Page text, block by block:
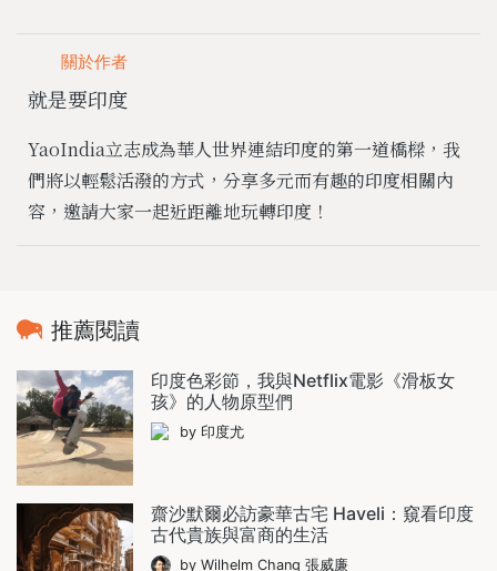
關於作者
就是要印度
YaoIndia立志成為華人世界連結印度的第一道橋樑，我
們將以輕鬆活潑的方式，分享多元而有趣的印度相關內
容，邀請大家一起近距離地玩轉印度！
推薦閱讀
印度色彩節，我與Netflix電影《滑板女
孩》的人物原型們
by 印度尤
齋沙默爾必訪豪華古宅 Haveli：窺看印度
古代貴族與富商的生活
by Wilhelm Chang 張威廉